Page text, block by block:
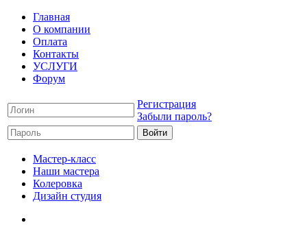
Главная
О компании
Оплата
Контакты
УСЛУГИ
Форум
Регистрация
Забыли пароль?
Мастер-класс
Наши мастера
Колеровка
Дизайн студия